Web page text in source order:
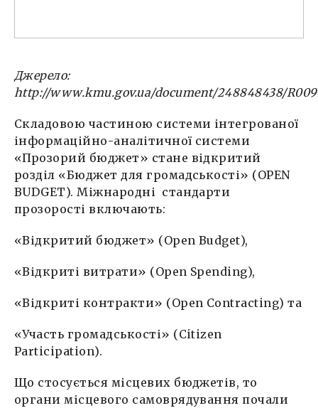
Джерело:
http://www.kmu.gov.ua/document/248848438/R
Складовою частиною системи інтегрованої
інформаційно-аналітичної системи
«Прозорий бюджет» стане відкритий
розділ «Бюджет для громадськості» (OPEN
BUDGET). Міжнародні стандарти
прозорості включають:
«Відкритий бюджет» (Open Budget),
«Відкриті витрати» (Open Spending),
«Відкриті контракти» (Open Contracting) та
«Участь громадськості» (Citizen
Participation).
Що стосується місцевих бюджетів, то
органи місцевого самоврядування почали